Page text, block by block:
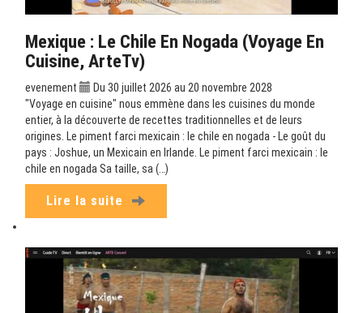
Mexique : Le Chile En Nogada (Voyage En
Cuisine, ArteTv)
evenement
Du 30 juillet 2026 au 20 novembre 2028
"Voyage en cuisine" nous emmène dans les cuisines du monde
entier, à la découverte de recettes traditionnelles et de leurs
origines. Le piment farci mexicain : le chile en nogada - Le goût du
pays : Joshue, un Mexicain en Irlande. Le piment farci mexicain : le
chile en nogada Sa taille, sa (…)
Lire la suite